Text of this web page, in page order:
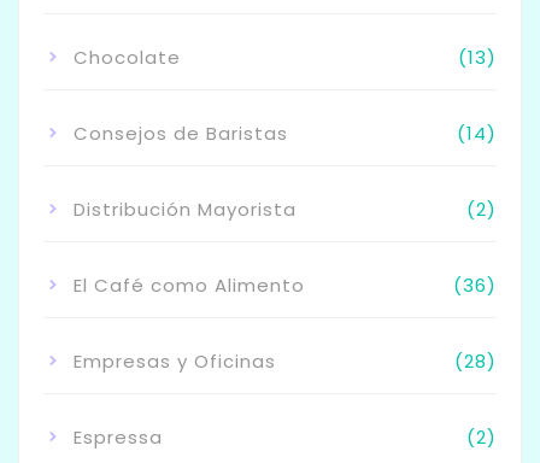
Chocolate (13)
Consejos de Baristas (14)
Distribución Mayorista (2)
El Café como Alimento (36)
Empresas y Oficinas (28)
Espressa (2)